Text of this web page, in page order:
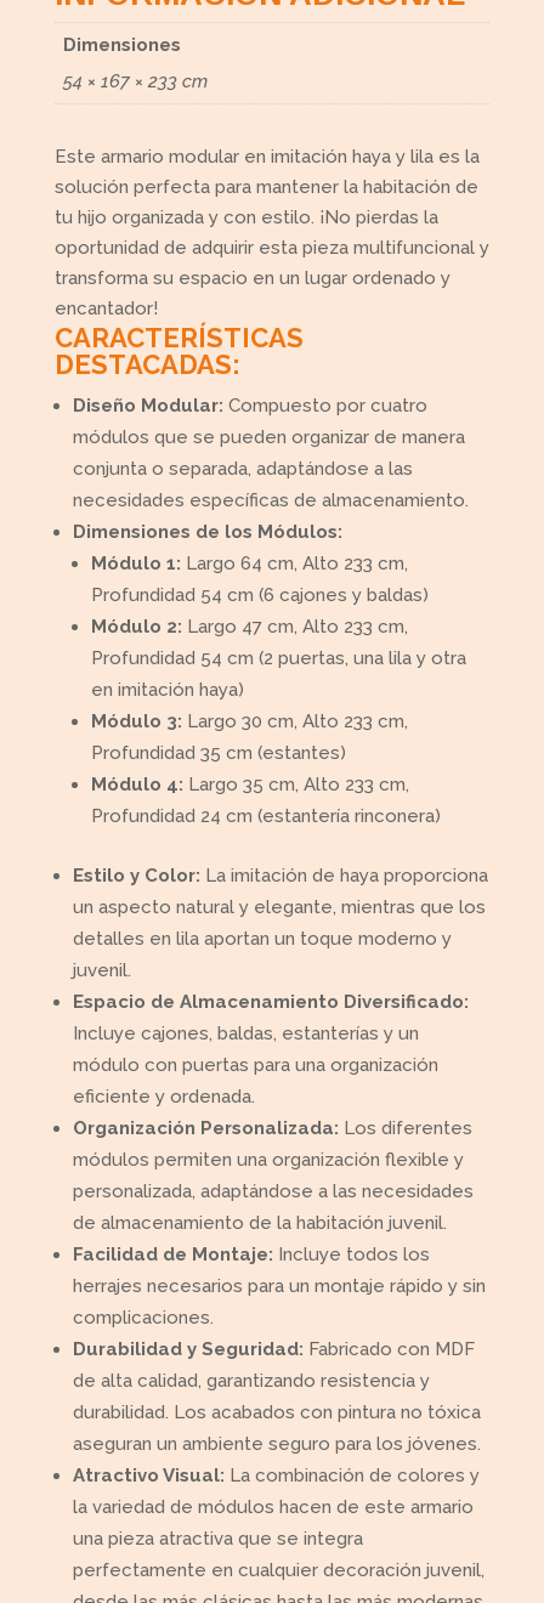
Dimensiones
54 × 167 × 233 cm
Este armario modular en imitación haya y lila es la
solución perfecta para mantener la habitación de
tu hijo organizada y con estilo. ¡No pierdas la
oportunidad de adquirir esta pieza multifuncional y
transforma su espacio en un lugar ordenado y
encantador!
CARACTERÍSTICAS
DESTACADAS:
Diseño Modular: Compuesto por cuatro
módulos que se pueden organizar de manera
conjunta o separada, adaptándose a las
necesidades específicas de almacenamiento.
Dimensiones de los Módulos:
Módulo 1: Largo 64 cm, Alto 233 cm,
Profundidad 54 cm (6 cajones y baldas)
Módulo 2: Largo 47 cm, Alto 233 cm,
Profundidad 54 cm (2 puertas, una lila y otra
en imitación haya)
Módulo 3: Largo 30 cm, Alto 233 cm,
Profundidad 35 cm (estantes)
Módulo 4: Largo 35 cm, Alto 233 cm,
Profundidad 24 cm (estantería rinconera)
Estilo y Color: La imitación de haya proporciona
un aspecto natural y elegante, mientras que los
detalles en lila aportan un toque moderno y
juvenil.
Espacio de Almacenamiento Diversificado:
Incluye cajones, baldas, estanterías y un
módulo con puertas para una organización
eficiente y ordenada.
Organización Personalizada: Los diferentes
módulos permiten una organización flexible y
personalizada, adaptándose a las necesidades
de almacenamiento de la habitación juvenil.
Facilidad de Montaje: Incluye todos los
herrajes necesarios para un montaje rápido y sin
complicaciones.
Durabilidad y Seguridad: Fabricado con MDF
de alta calidad, garantizando resistencia y
durabilidad. Los acabados con pintura no tóxica
aseguran un ambiente seguro para los jóvenes.
Atractivo Visual: La combinación de colores y
la variedad de módulos hacen de este armario
una pieza atractiva que se integra
perfectamente en cualquier decoración juvenil,